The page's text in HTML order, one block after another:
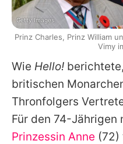
Wie Hello!
britischen
Thronfolgers
Für den 74-Jährigen
Prinzessin Anne (72)
Getty Images
Prinz Charles, Prinz William
Vimy